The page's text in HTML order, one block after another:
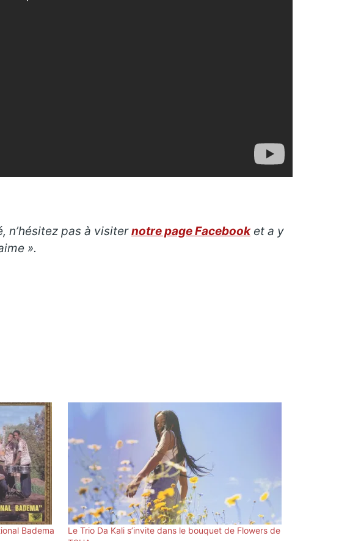
n’hésitez pas à visiternotre page Facebooket a y
».
Badema
Le Trio Da Kali s’invite dans le bouquet de Flowers de